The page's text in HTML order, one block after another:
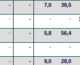
- - 7,0 38,5
- - - -
- - 5,8 56,4
- - - -
- - 9,0 28,0